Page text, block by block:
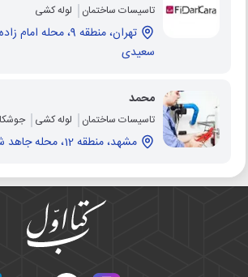
تاسیسات ساختمان لوله کشی
تهران، منطقه 9، محله
سعیدی
محمد
تاسیسات ساختمان لوله کشی
مشهد، منطقه 12، محله جاهد شهر، بلوار سجادیه 3